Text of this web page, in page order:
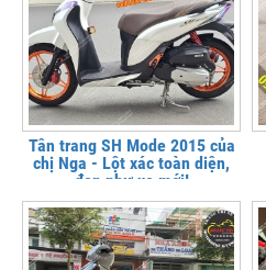
Tân trang SH Mode 2015 của
chị Nga - Lột xác toàn diện,
đẹp như xe mới!